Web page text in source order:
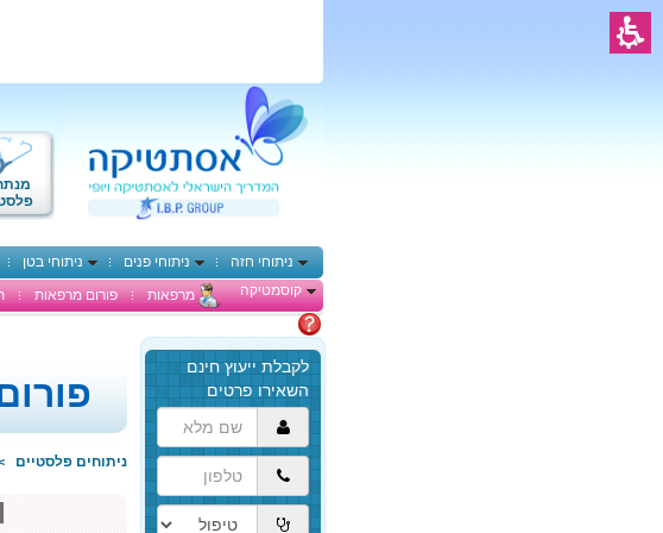
ניתוחי חזה ניתוחי פנים ניתוחי בטן
קוסמטיקה
מרפאות פורום מרפאות
הגעת
לתוכן
המרכזי,
באפשרותך
ללחוץ
אנטר
כדי
לדלג
לאזור
ניתוחים פלסטיים